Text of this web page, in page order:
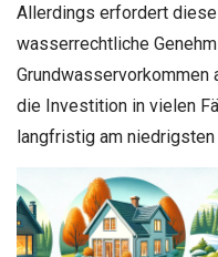
Allerdings erfordert
wasserrechtliche
Grundwasservorkommen
die Investition in vielen
langfristig am niedrigsten